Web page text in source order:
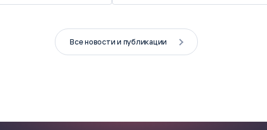
Все новости и публикации